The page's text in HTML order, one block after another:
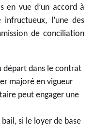
en vue d’un accord à
infructueux, l’une des
de conciliation
départ dans le contrat
majoré en vigueur
peut engager une
si le loyer de base